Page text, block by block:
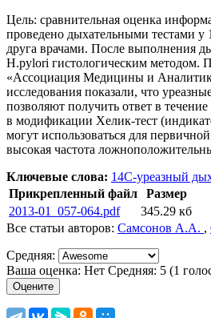
Цель: сравнительная оценка
проведено дыхательными тестами
друга врачами. После выполнения
Н.pylori гистологическим методом.
«Ассоциация Медицины и
исследования показали, что
позволяют получить ответ в
в модификации Хелик-тест
могут использоваться для
высокая частота
Ключевые слова: 14С-уреазный
Прикрепленный файл
Размер
2013-01_057-064.pdf
345.29 кб
Все статьи авторов: Самсонов А.А. ,
Средняя:
Ваша оценка: Нет Средняя: 5 (1